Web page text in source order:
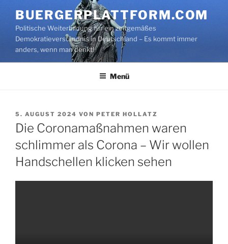
Inhalt
springen
BUERGERPLATTFORM.COM
Politische Weiterbildung für ein zeitgemäßes
Demokratieverständnis in Deutschland – Es kommt immer
anders, wenn man denkt!
Menü
VERÖFFENTLICHT
AM
5. AUGUST 2024 VON PETER HOLLATZ
Die Coronamaßnahmen waren
schlimmer als Corona – Wir wollen
Handschellen klicken sehen